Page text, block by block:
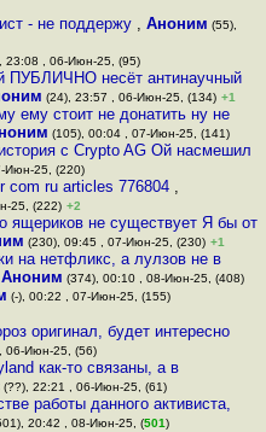
- не поддержу ,Аноним (55),
23:08 , 06-Июн-25, (95)
ПУБЛИЧНО несёт антинаучный
(24), 23:57 , 06-Июн-25, (134) +1
ему стоит не донатить ну не
(105), 00:04 , 07-Июн-25, (141)
с Crypto AG Ой насмешил
Июн-25, (220)
ru articles 776804 ,
25, (222) +2
ящериков не существует Я бы от
(230), 09:45 , 07-Июн-25, (230) +1
на нетфликс, а лулзов не в
Аноним (374), 00:10 , 08-Июн-25, (408)
(-), 00:22 , 07-Июн-25, (155)
оригинал, будет интересно
06-Июн-25, (56)
как-то связаны, а в
(??), 22:21 , 06-Июн-25, (61)
работы данного активиста,
20:42 , 08-Июн-25, (501)